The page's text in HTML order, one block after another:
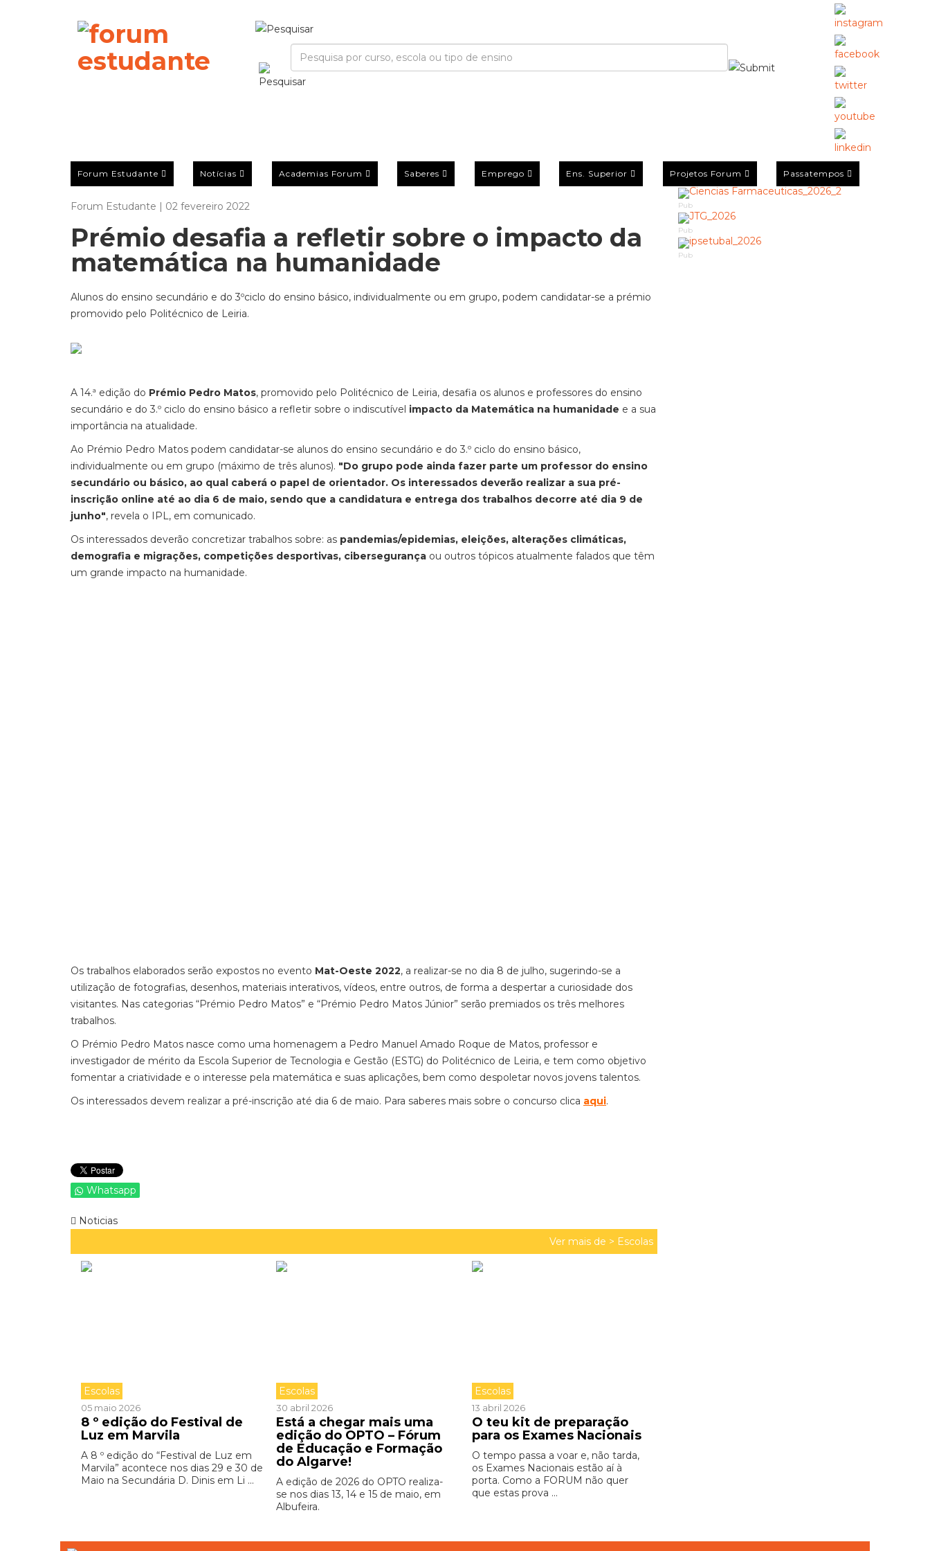
Forum Estudante Notícias Academias Forum Saberes Emprego Ens. Superior Projetos Forum Passatempos
Forum Estudante | 02 fevereiro 2022
Prémio desafia a refletir sobre o impacto da
matemática na humanidade
Alunos do ensino secundário e do 3ºciclo do ensino básico, individualmente ou em grupo, podem candidatar-se a prémio
promovido pelo Politécnico de Leiria.
A 14.ª edição do Prémio Pedro Matos, promovido pelo Politécnico de Leiria, desafia os alunos e professores do ensino
secundário e do 3.º ciclo do ensino básico a refletir sobre o indiscutível impacto da Matemática na humanidade e a sua
importância na atualidade.
Ao Prémio Pedro Matos podem candidatar-se alunos do ensino secundário e do 3.º ciclo do ensino básico,
individualmente ou em grupo (máximo de três alunos). "Do grupo pode ainda fazer parte um professor do ensino
secundário ou básico, ao qual caberá o papel de orientador. Os interessados deverão realizar a sua pré-
inscrição online até ao dia 6 de maio, sendo que a candidatura e entrega dos trabalhos decorre até dia 9 de
junho", revela o IPL, em comunicado.
Os interessados deverão concretizar trabalhos sobre: as pandemias/epidemias, eleições, alterações climáticas,
demografia e migrações, competições desportivas, cibersegurança ou outros tópicos atualmente falados que têm
um grande impacto na humanidade.
Os trabalhos elaborados serão expostos no evento Mat-Oeste 2022, a realizar-se no dia 8 de julho, sugerindo-se a
utilização de fotografias, desenhos, materiais interativos, vídeos, entre outros, de forma a despertar a curiosidade dos
visitantes. Nas categorias “Prémio Pedro Matos” e “Prémio Pedro Matos Júnior” serão premiados os três melhores
trabalhos.
O Prémio Pedro Matos nasce como uma homenagem a Pedro Manuel Amado Roque de Matos, professor e
investigador de mérito da Escola Superior de Tecnologia e Gestão (ESTG) do Politécnico de Leiria, e tem como objetivo
fomentar a criatividade e o interesse pela matemática e suas aplicações, bem como despoletar novos jovens talentos.
Os interessados devem realizar a pré-inscrição até dia 6 de maio. Para saberes mais sobre o concurso clica aqui.
Whatsapp
Noticias
Ver mais de > Escolas
Escolas
05 maio 2026
8 º edição do Festival de
Luz em Marvila
A 8 º edição do “Festival de Luz em
Marvila” acontece nos dias 29 e 30 de
Maio na Secundária D. Dinis em Li ...
Escolas
30 abril 2026
Está a chegar mais uma
edição do OPTO – Fórum
de Educação e Formação
do Algarve!
A edição de 2026 do OPTO realiza-
se nos dias 13, 14 e 15 de maio, em
Albufeira.
Escolas
13 abril 2026
O teu kit de preparação
para os Exames Nacionais
O tempo passa a voar e, não tarda,
os Exames Nacionais estão aí à
porta. Como a FORUM não quer
que estas prova ...
Pub
Pub
Pub